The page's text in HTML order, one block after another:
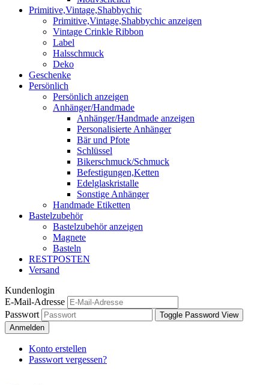
Primitive,Vintage,Shabbychic
Primitive,Vintage,Shabbychic anzeigen
Vintage Crinkle Ribbon
Label
Halsschmuck
Deko
Geschenke
Persönlich
Persönlich anzeigen
Anhänger/Handmade
Anhänger/Handmade anzeigen
Personalisierte Anhänger
Bär und Pfote
Schlüssel
Bikerschmuck/Schmuck
Befestigungen,Ketten
Edelglaskristalle
Sonstige Anhänger
Handmade Etiketten
Bastelzubehör
Bastelzubehör anzeigen
Magnete
Basteln
RESTPOSTEN
Versand
Kundenlogin
E-Mail-Adresse
Passwort
Toggle Password View
Anmelden
Konto erstellen
Passwort vergessen?